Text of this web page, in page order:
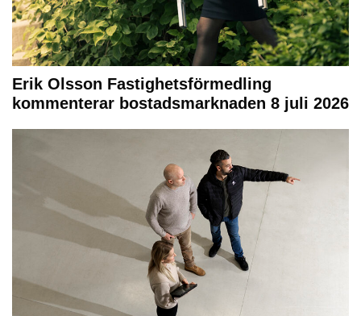
Erik Olsson Fastighetsförmedling
kommenterar bostadsmarknaden 8 juli 2026